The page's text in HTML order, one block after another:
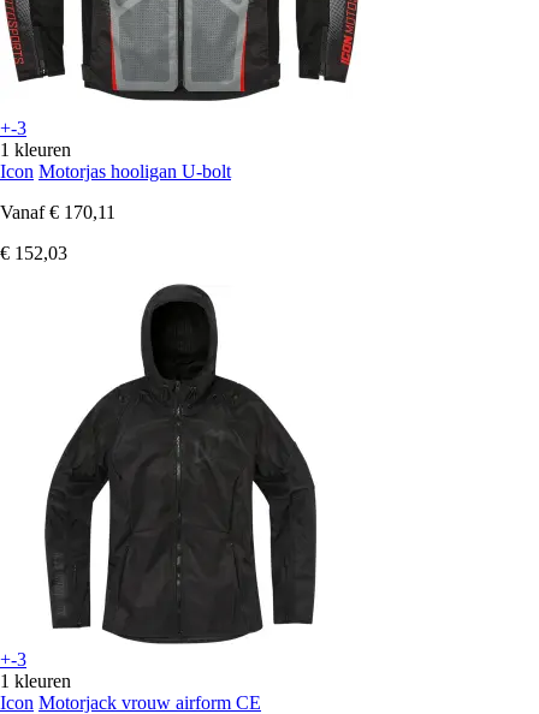
+-3
1 kleuren
Icon Motorjas hooligan U-bolt
Vanaf € 170,11
€ 152,03
+-3
1 kleuren
Icon Motorjack vrouw airform CE